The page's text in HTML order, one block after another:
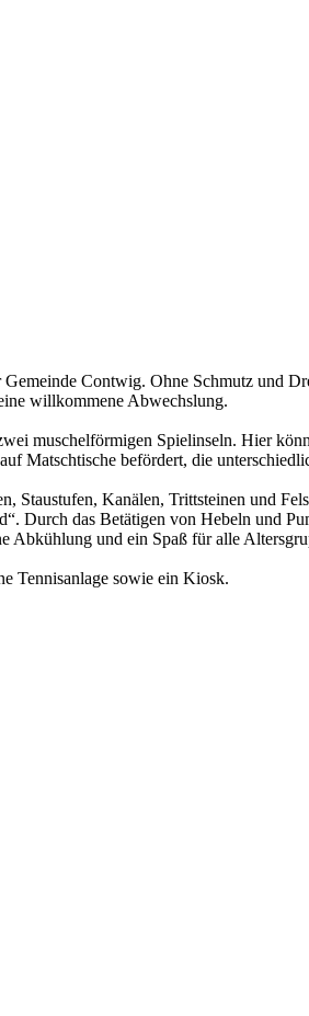
Contwig. Ohne Schmutz und
willkommene Abwechslung.
muschelförmigen Spielinseln. Hier
Matschtische befördert, die
Staustufen, Kanälen, Trittsteinen und
Durch das Betätigen von Hebeln und
Abkühlung und ein Spaß für alle
Tennisanlage sowie ein Kiosk.